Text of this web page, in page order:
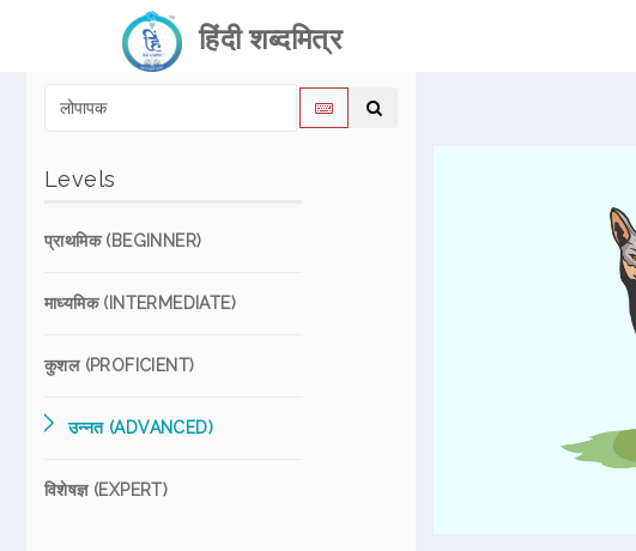
हिंदी शब्दमित्र
Levels
प्राथमिक (BEGINNER)
माध्यमिक (INTERMEDIATE)
कुशल (PROFICIENT)
उन्नत (ADVANCED)
विशेषज्ञ (EXPERT)